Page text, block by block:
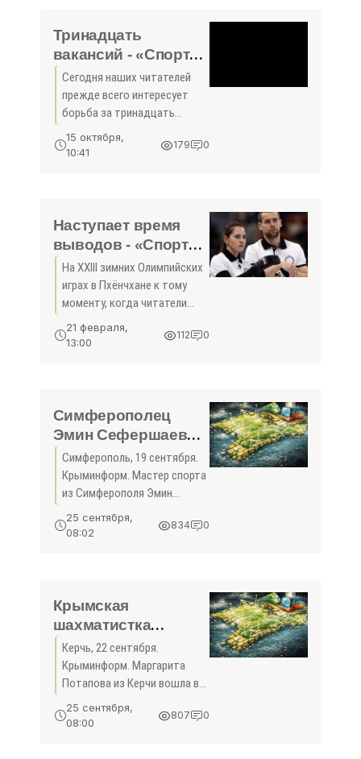
Тринадцать
вакансий - «Спорт
Крыма»
Сегодня наших читателей
прежде всего интересует
борьба за тринадцать
из них уже нашла своего
15 октября,
10:41
179 0
Наступает время
выводов - «Спорт
Крыма»
На XXIII зимних Олимпийских
играх в Пхёнчхане к тому
моменту, когда читатели
откроют газету, уже
видов
21 февраля,
13:00
112 0
Симферополец
Эмин Сефершаев
выиграл бронзу
первенства мира по
греко-римской
борьбе – 2018 -
«Спорт Крыма»
Симферополь, 19 сентября.
Крыминформ. Мастер спорта
из Симферополя Эмин
призёром юниорского
словацкой
25 сентября,
08:02
834 0
Крымская
шахматистка
выступила на
первенстве мира в
Турции - «Спорт
Крыма»
Керчь, 22 сентября.
Крыминформ. Маргарита
Потапова из Керчи вошла в
первенстве мира по
25 сентября,
08:00
807 0